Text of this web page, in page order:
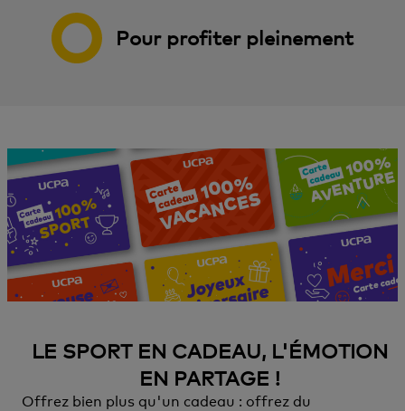
Pour profiter pleinement
LE SPORT EN CADEAU, L'ÉMOTION
EN PARTAGE !
Offrez bien plus qu'un cadeau : offrez du